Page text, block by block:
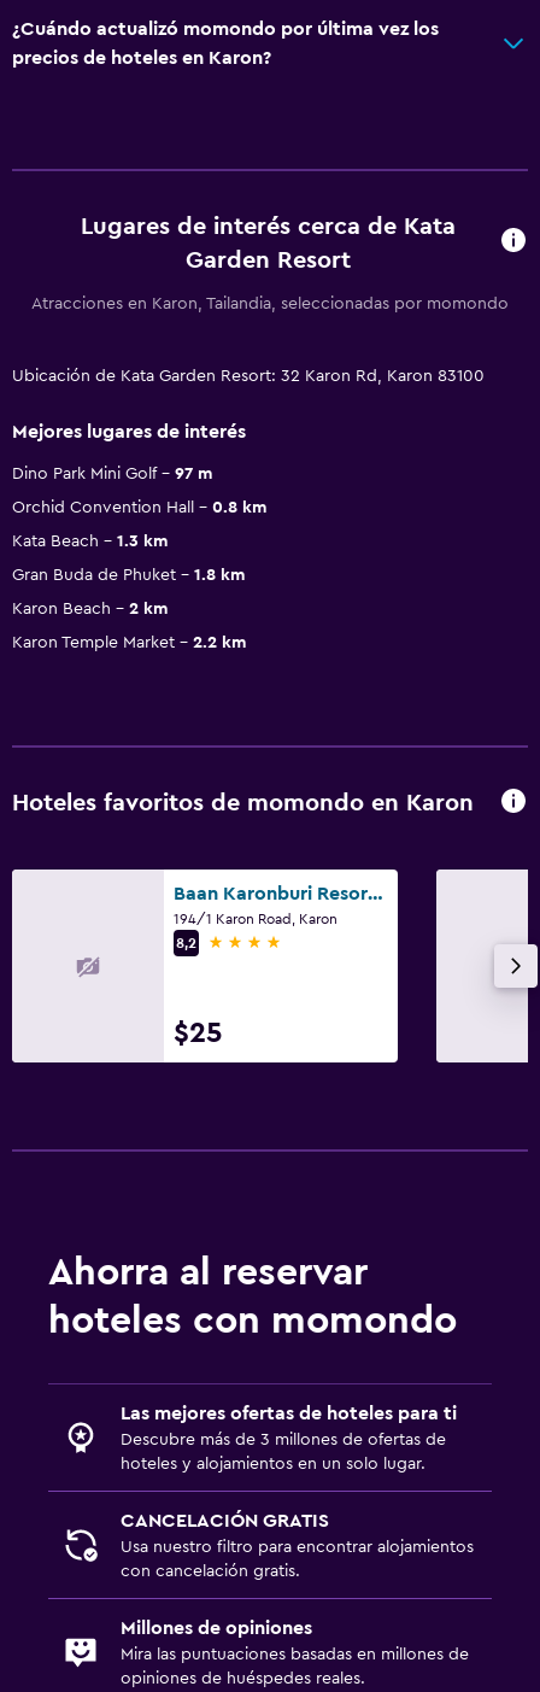
¿Cuándo actualizó momondo por última vez los
precios de hoteles en Karon?
Lugares de interés cerca de Kata
Garden Resort
Atracciones en Karon, Tailandia, seleccionadas por momondo
Ubicación de Kata Garden Resort: 32 Karon Rd, Karon 83100
Mejores lugares de interés
Dino Park Mini Golf
97 m
Orchid Convention Hall
0.8 km
Kata Beach
1.3 km
Gran Buda de Phuket
1.8 km
Karon Beach
2 km
Karon Temple Market
2.2 km
Hoteles favoritos de momondo en Karon
Baan Karonburi Resort (SHA Plus+)
194/1 Karon Road, Karon
8,2
4 estrellas
$25
Ahorra al reservar
hoteles con momondo
Las mejores ofertas de hoteles para ti
Descubre más de 3 millones de ofertas de
hoteles y alojamientos en un solo lugar.
CANCELACIÓN GRATIS
Usa nuestro filtro para encontrar alojamientos
con cancelación gratis.
Millones de opiniones
Mira las puntuaciones basadas en millones de
opiniones de huéspedes reales.